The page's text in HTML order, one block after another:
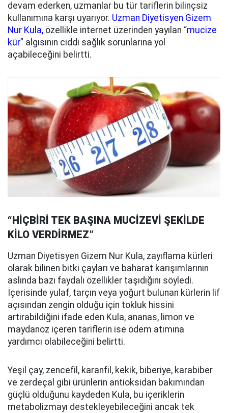
devam ederken, uzmanlar bu tür tariflerin bilinçsiz
kullanımına karşı uyarıyor. Uzman Diyetisyen Gizem
Nur Kula, özellikle internet üzerinden yayılan “mucize
kür” algısının ciddi sağlık sorunlarına yol
açabileceğini belirtti.
“HİÇBİRİ TEK BAŞINA MUCİZEVİ ŞEKİLDE
KİLO VERDİRMEZ”
Uzman Diyetisyen Gizem Nur Kula, zayıflama kürleri
olarak bilinen bitki çayları ve baharat karışımlarının
aslında bazı faydalı özellikler taşıdığını söyledi.
İçerisinde yulaf, tarçın veya yoğurt bulunan kürlerin lif
açısından zengin olduğu için tokluk hissini
artırabildiğini ifade eden Kula, ananas, limon ve
maydanoz içeren tariflerin ise ödem atımına
yardımcı olabileceğini belirtti.
Yeşil çay, zencefil, karanfil, kekik, biberiye, karabiber
ve zerdeçal gibi ürünlerin antioksidan bakımından
güçlü olduğunu kaydeden Kula, bu içeriklerin
metabolizmayı destekleyebileceğini ancak tek